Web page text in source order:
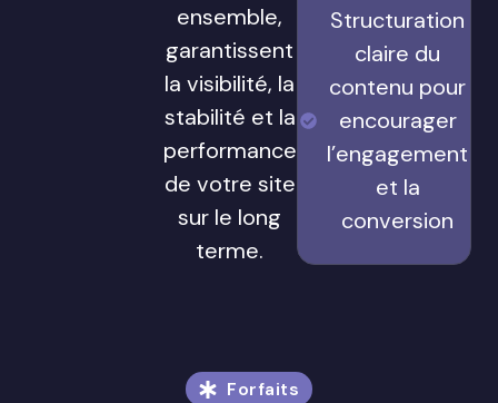
ensemble,
garantissent
la visibilité, la
stabilité et la
performance
de votre site
sur le long
terme.
Structuration
claire du
contenu pour
encourager
l’engagement
et la
conversion
Forfaits